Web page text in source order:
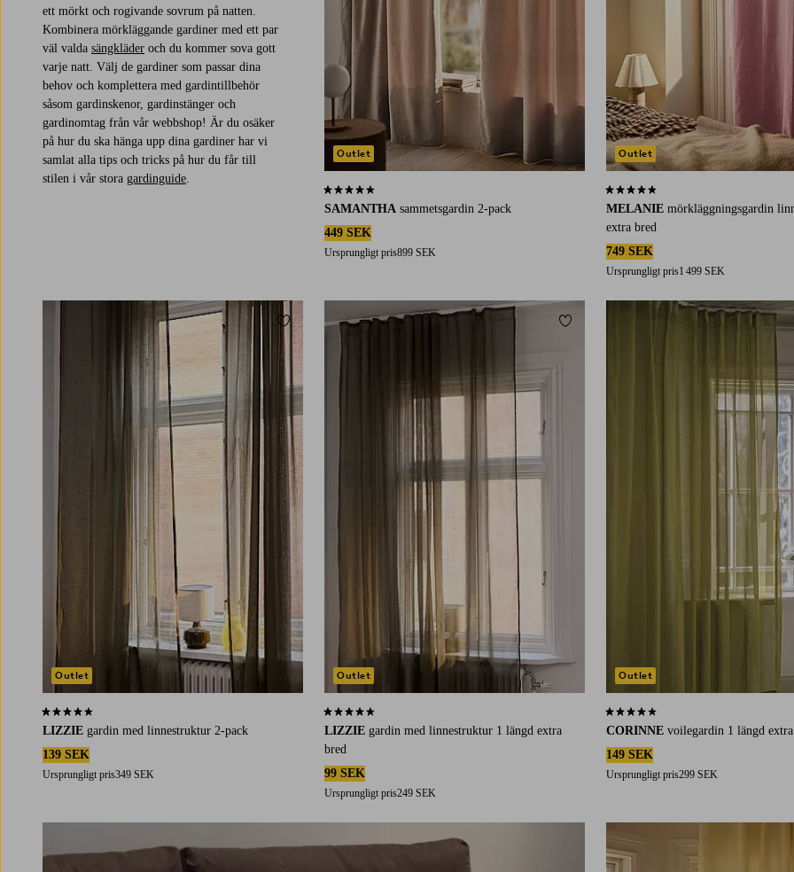
ett mörkt och rogivande sovrum på natten.
Kombinera mörkläggande gardiner med ett par
väl valda sängkläder och du kommer sova gott
varje natt. Välj de gardiner som passar dina
behov och komplettera med gardintillbehör
såsom gardinskenor, gardinstänger och
gardinomtag från vår webbshop! Är du osäker
på hur du ska hänga upp dina gardiner har vi
samlat alla tips och tricks på hur du får till
stilen i vår stora gardinguide
SAMANTHA sammetsgardin 2-pack
449 SEK
Ursprungligt pris899 SEK
4,6 baserat på 71 st betyg
Outlet
MELANIE mörkläggningsgardin
extra bred
749 SEK
Ursprungligt pris1 499 SEK
4,4 baserat på 83 st betyg
Outlet
LIZZIE gardin med linnestruktur 2-pack
139 SEK
Ursprungligt pris349 SEK
4,4 baserat på 182 st betyg
Outlet
Lägg till i favoriter
LIZZIE gardin med linnestruktur 1 längd extra
bred
99 SEK
Ursprungligt pris249 SEK
4,3 baserat på 21 st betyg
Outlet
Lägg till i favoriter
CORINNE voilegardin 1 längd
149 SEK
Ursprungligt pris299 SEK
4,2 baserat på 18 st betyg
Outlet